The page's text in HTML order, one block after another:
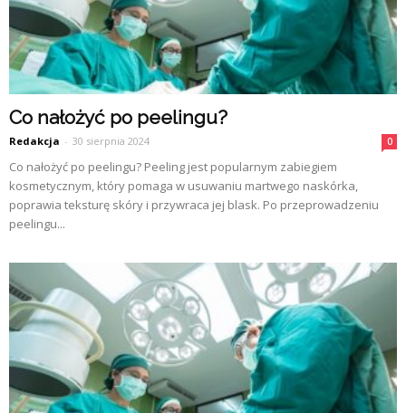
Co nałożyć po peelingu?
Redakcja - 30 sierpnia 2024 0
Co nałożyć po peelingu? Peeling jest popularnym zabiegiem
kosmetycznym, który pomaga w usuwaniu martwego naskórka,
poprawia teksturę skóry i przywraca jej blask. Po przeprowadzeniu
peelingu...